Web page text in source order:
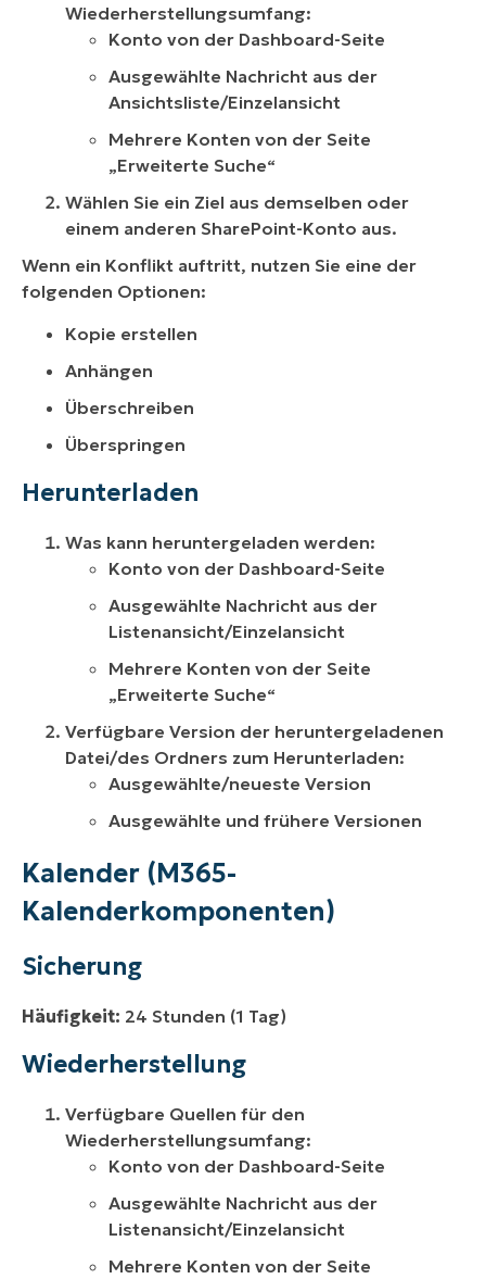
Wiederherstellungsumfang:
Konto von der Dashboard-Seite
Ausgewählte Nachricht aus der
Ansichtsliste/Einzelansicht
Mehrere Konten von der Seite
„Erweiterte Suche“
Wählen Sie ein Ziel aus demselben oder
einem anderen SharePoint-Konto aus.
Wenn ein Konflikt auftritt, nutzen Sie eine der
folgenden Optionen:
Kopie erstellen
Anhängen
Überschreiben
Überspringen
Herunterladen
Was kann heruntergeladen werden:
Konto von der Dashboard-Seite
Ausgewählte Nachricht aus der
Listenansicht/Einzelansicht
Mehrere Konten von der Seite
„Erweiterte Suche“
Verfügbare Version der heruntergeladenen
Datei/des Ordners zum Herunterladen:
Ausgewählte/neueste Version
Ausgewählte und frühere Versionen
Kalender (M365-
Kalenderkomponenten)
Sicherung
Häufigkeit: 24 Stunden (1 Tag)
Wiederherstellung
Verfügbare Quellen für den
Wiederherstellungsumfang:
Konto von der Dashboard-Seite
Ausgewählte Nachricht aus der
Listenansicht/Einzelansicht
Mehrere Konten von der Seite